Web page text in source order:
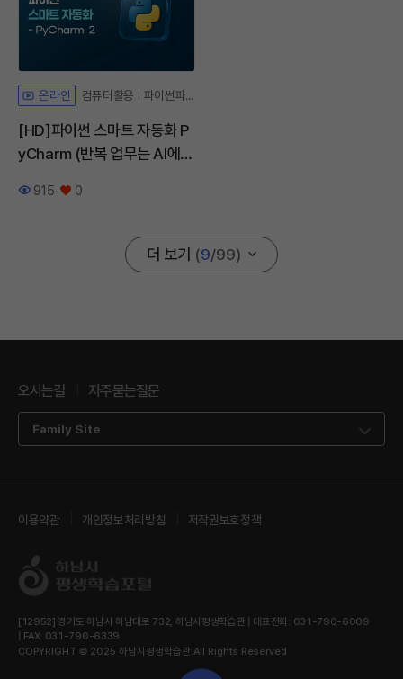
온라인 컴퓨터활용 파이썬파일읽기
[HD]파이썬 스마트 자동화 P
yCharm (반복 업무는 AI에게
조회수
915
좋아요
0
더 보기 (9/99)
오시는길 자주묻는질문
Family Site
이용약관 개인정보처리방침 저작권보호정책
[12952] 경기도 하남시 하남대로 732, 하남시평생학습관 | 대표전화: 031-790-6009
| FAX: 031-790-6339
COPYRIGHT © 2025 하남시평생학습관.All Rights Reserved